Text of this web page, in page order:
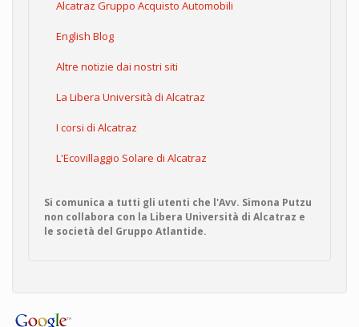
Alcatraz Gruppo Acquisto Automobili
English Blog
Altre notizie dai nostri siti
La Libera Università di Alcatraz
I corsi di Alcatraz
L'Ecovillaggio Solare di Alcatraz
Si comunica a tutti gli utenti che l'Avv. Simona Putzu
non collabora con la Libera Università di Alcatraz e
le società del Gruppo Atlantide.